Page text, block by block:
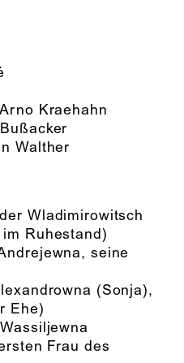
Arno Kraehahn
Walther
Wladimirowitsch
Ruhestand)
seine
(Sonja),
Ehe)
Frau des